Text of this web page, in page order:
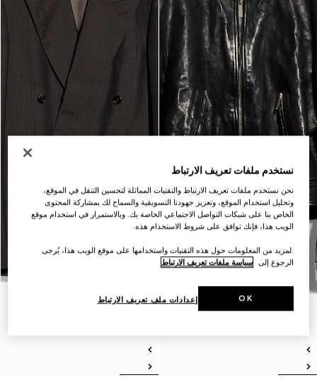
نستخدم ملفات تعريف الارتباط
نحن نستخدم ملفات تعريف الارتباط والتقنيات المماثلة لتحسين التنقل في الموقع،
وتحليل استخدام الموقع، وتعزيز جهودنا التسويقية والسماح لك بمشاركة المحتوى
الخاص بنا على شبكات التواصل الاجتماعي الخاصة بك. وبالاستمرار في استخدام موقع
الويب هذا، فإنك توافق على شروط الاستخدام هذه.
.لمزيد من المعلومات حول هذه التقنيات واستخدامها على موقع الويب هذا، يُرجى
الرجوع إلى سياسة ملفات تعريف الارتباط
إعدادات ملف تعريف الارتباط OK